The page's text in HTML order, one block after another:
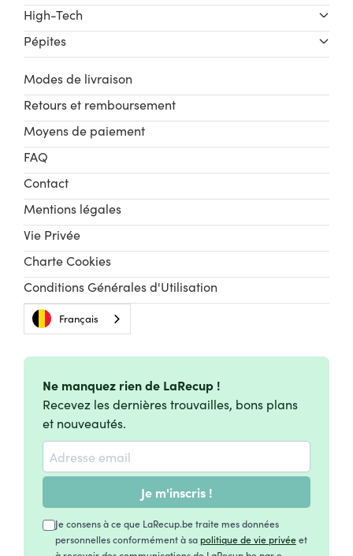
High-Tech
Pépites
Modes de livraison
Retours et remboursement
Moyens de paiement
FAQ
Contact
Mentions légales
Vie Privée
Charte Cookies
Conditions Générales d'Utilisation
Français
Ne manquez rien de LaRecup !
Recevez les dernières trouvailles, bons plans
et nouveautés.
Je m'inscris !
Je consens à ce que LaRecup.be traite mes données
personnelles conformément à sapolitique de vie privéeet